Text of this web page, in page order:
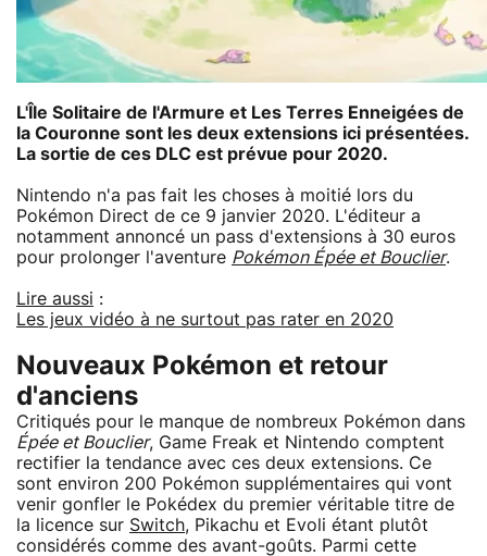
L'Île Solitaire de l'Armure et Les Terres Enneigées de
la Couronne sont les deux extensions ici présentées.
La sortie de ces DLC est prévue pour 2020.
Nintendo n'a pas fait les choses à moitié lors du
Pokémon Direct de ce 9 janvier 2020. L'éditeur a
notamment annoncé un pass d'extensions à 30 euros
pour prolonger l'aventure Pokémon Épée et Bouclier.
Lire aussi :
Les jeux vidéo à ne surtout pas rater en 2020
Nouveaux Pokémon et retour
d'anciens
Critiqués pour le manque de nombreux Pokémon dans
Épée et Bouclier, Game Freak et Nintendo comptent
rectifier la tendance avec ces deux extensions. Ce
sont environ 200 Pokémon supplémentaires qui vont
venir gonfler le Pokédex du premier véritable titre de
la licence sur Switch, Pikachu et Evoli étant plutôt
considérés comme des avant-goûts. Parmi cette